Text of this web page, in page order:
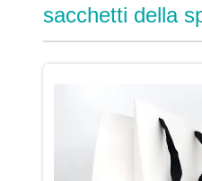
sacchetti della